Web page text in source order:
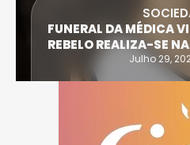
FUNERAL DA MÉDICA
REBELO REALIZA-SE
Julho 29,